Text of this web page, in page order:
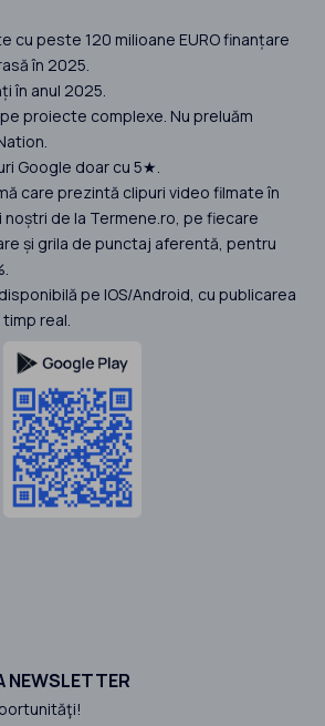
cu peste 120 milioane EURO finanțare
în 2025.
în anul 2025.
proiecte complexe. Nu preluăm
Google doar cu 5★.
care prezintă clipuri video filmate în
de la Termene.ro, pe fiecare
și grila de punctaj aferentă, pentru
pe IOS/Android, cu publicarea
real.
NEWSLETTER